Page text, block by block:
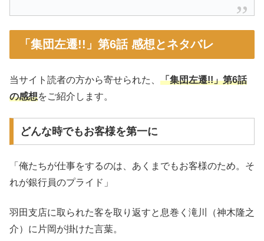
「集団左遷!!」第6話 感想とネタバレ
当サイト読者の方から寄せられた、 「集団左遷!!」第6話
の感想をご紹介します。
どんな時でもお客様を第一に
「俺たちが仕事をするのは、あくまでもお客様のため。そ
れが銀行員のプライド」
羽田支店に取られた客を取り返すと息巻く滝川（神木隆之
介）に片岡が掛けた言葉。